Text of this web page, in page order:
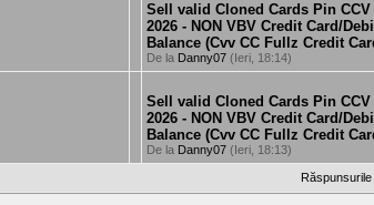
Sell valid Cloned Cards Pin CCV
2026 - NON VBV Credit Card/
Balance (Cvv CC Fullz Credit
De la Danny07 (Ieri, 18:14)
Sell valid Cloned Cards Pin CCV
2026 - NON VBV Credit Card/
Balance (Cvv CC Fullz Credit
De la Danny07 (Ieri, 18:13)